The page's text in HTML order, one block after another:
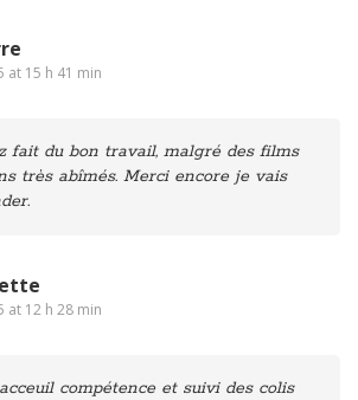
at 15 h 41 min
fait du bon travail, malgré des films
très abîmés. Merci encore je vais
at 12 h 28 min
compétence et suivi des colis